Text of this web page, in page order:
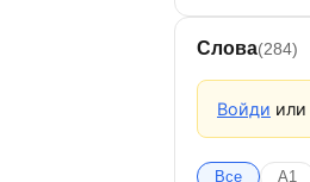
Слова(284)
Войди или
Все A1